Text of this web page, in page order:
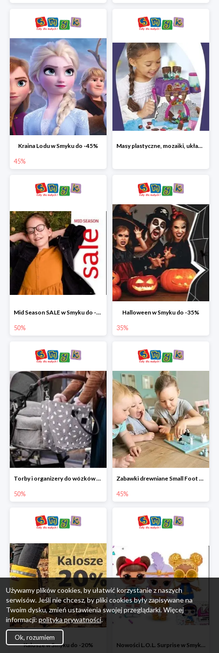
Kraina Lodu w Smyku do -45%
45%
Masy plastyczne, mozaiki, układanki do -45%
Mid Season SALE w Smyku do -50%
50%
Halloween w Smyku do -35%
35%
Torby i organizery do wózków w Smyku do -50%
50%
Zabawki drewniane Small Foot do -45%
45%
Kalosze w Smyku do -20% Nowości L.O.L. Surprise w Smyku do -45%
Używamy plików cookies, by ułatwić korzystanie z naszych
serwisów. Jeśli nie chcesz, by pliki cookies były zapisywane na
Twoim dysku, zmień ustawienia swojej przeglądarki. Więcej
informacji: polityka prywatności.
Ok, rozumiem